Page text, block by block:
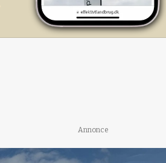
Annonce